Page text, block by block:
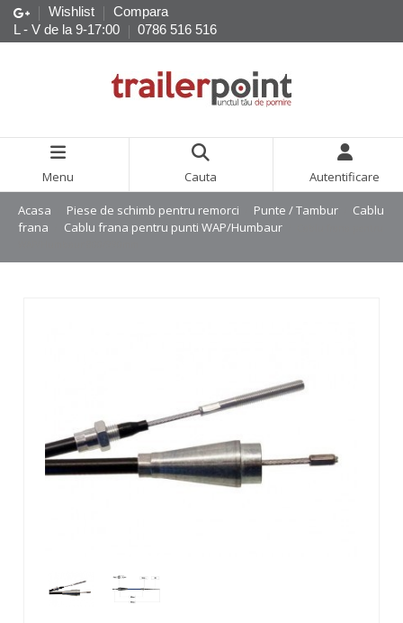
Wishlist
Compara
L - V de la 9-17:00
0786 516 516
Menu Cauta Autentificare
Acasa Piese de schimb pentru remorci Punte / Tambur
Cablu
frana
Cablu frana pentru punti WAP/Humbaur